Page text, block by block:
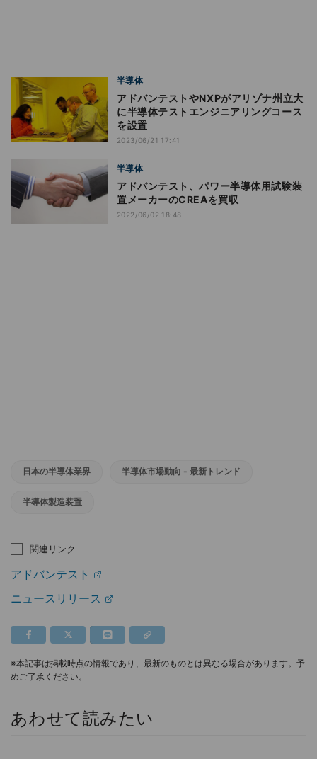
半導体
アドバンテストやNXPがアリゾナ州立大
に半導体テストエンジニアリングコース
を設置
2023/06/21 17:41
半導体
アドバンテスト、パワー半導体用試験装
置メーカーのCREAを買収
2022/06/02 18:48
日本の半導体業界 半導体市場動向 - 最新トレンド
半導体製造装置
関連リンク
アドバンテスト
ニュースリリース
※本記事は掲載時点の情報であり、最新のものとは異なる場合があります。予
めご了承ください。
あわせて読みたい